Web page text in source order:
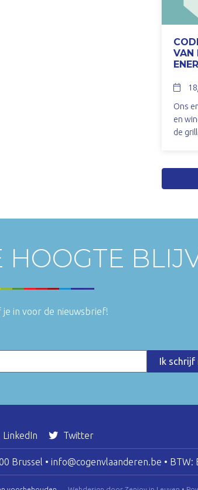
VAN
Ons
en
de
HOOGTE
je in voor de nieuwsbrief!
LinkedIn Twitter
Brussel • info@cogenvlaanderen.be • BTW: